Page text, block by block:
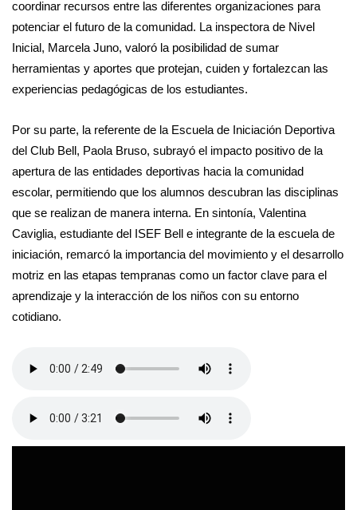
coordinar recursos entre las diferentes organizaciones para
potenciar el futuro de la comunidad. La inspectora de Nivel
Inicial, Marcela Juno, valoró la posibilidad de sumar
herramientas y aportes que protejan, cuiden y fortalezcan las
experiencias pedagógicas de los estudiantes.
Por su parte, la referente de la Escuela de Iniciación Deportiva
del Club Bell, Paola Bruso, subrayó el impacto positivo de la
apertura de las entidades deportivas hacia la comunidad
escolar, permitiendo que los alumnos descubran las disciplinas
que se realizan de manera interna. En sintonía, Valentina
Caviglia, estudiante del ISEF Bell e integrante de la escuela de
iniciación, remarcó la importancia del movimiento y el desarrollo
motriz en las etapas tempranas como un factor clave para el
aprendizaje y la interacción de los niños con su entorno
cotidiano.